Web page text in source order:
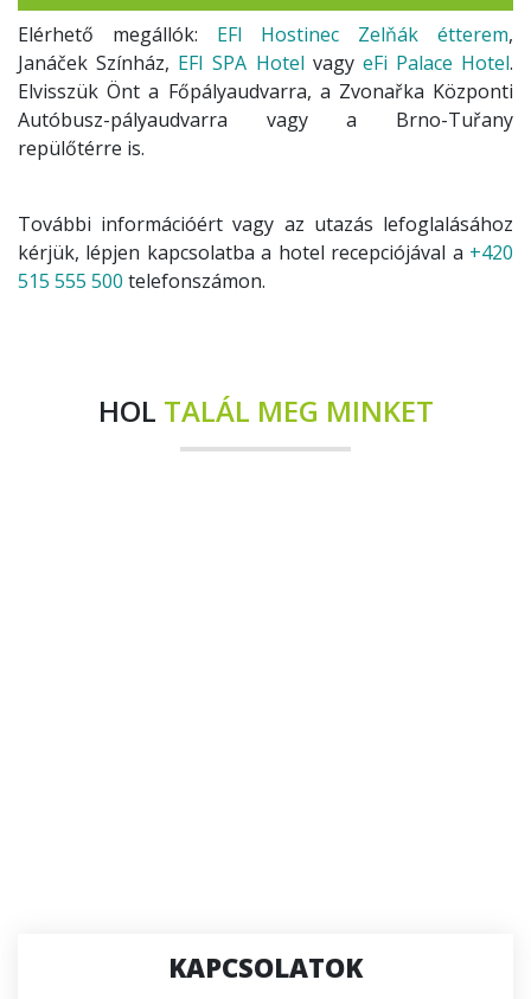
Elérhető megállók: EFI Hostinec Zelňák étterem,
Janáček Színház, EFI SPA Hotel vagy eFi Palace Hotel.
Elvisszük Önt a Főpályaudvarra, a Zvonařka Központi
Autóbusz-pályaudvarra vagy a Brno-Tuřany
repülőtérre is.
További információért vagy az utazás lefoglalásához
kérjük, lépjen kapcsolatba a hotel recepciójával a +420
515 555 500 telefonszámon.
HOL TALÁL MEG MINKET
KAPCSOLATOK